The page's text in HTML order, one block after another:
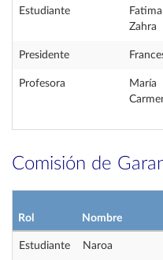
Estudiante
Fatima
Zahra
Presidente
Profesora
María
Comisión de
Rol Nombre
Estudiante Naroa